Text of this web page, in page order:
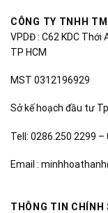
CÔNG TY TNHH
VPDĐ : C62 KDC Thới
TP HCM
MST 0312196929
Sở kế hoạch đầu tư
Tell: 0286.250 2299 –
Email :
THÔNG TIN CHÍNH